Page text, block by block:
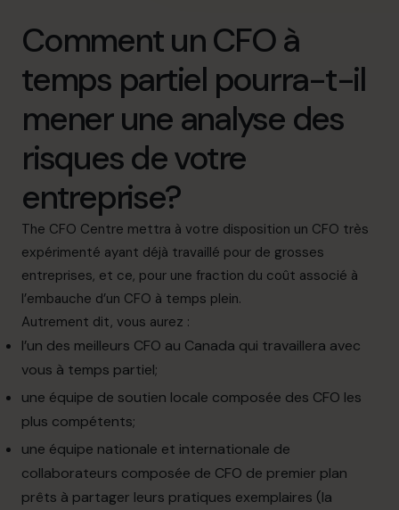
Comment un CFO à
temps partiel pourra-t-il
mener une analyse des
risques de votre
entreprise?
The CFO Centre mettra à votre disposition un CFO très
expérimenté ayant déjà travaillé pour de grosses
entreprises, et ce, pour une fraction du coût associé à
l’embauche d’un CFO à temps plein.
Autrement dit, vous aurez :
l’un des meilleurs CFO au Canada qui travaillera avec
vous à temps partiel;
une équipe de soutien locale composée des CFO les
plus compétents;
une équipe nationale et internationale de
collaborateurs composée de CFO de premier plan
prêts à partager leurs pratiques exemplaires (la